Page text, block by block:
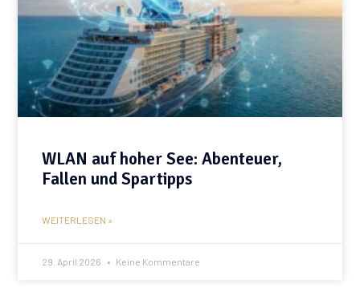
WLAN auf hoher See: Abenteuer,
Fallen und Spartipps
WEITERLESEN »
29. April 2026 Keine Kommentare